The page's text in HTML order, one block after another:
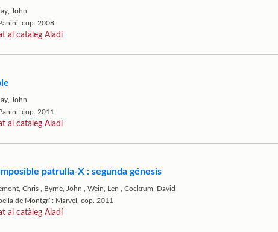
John
cop. 2008
al catàleg Aladí
John
cop. 2011
al catàleg Aladí
patrulla-X : segunda génesis
Chris Byrne, John Wein, Len
Cockrum, David
de Montgrí : Marvel, cop. 2011
al catàleg Aladí